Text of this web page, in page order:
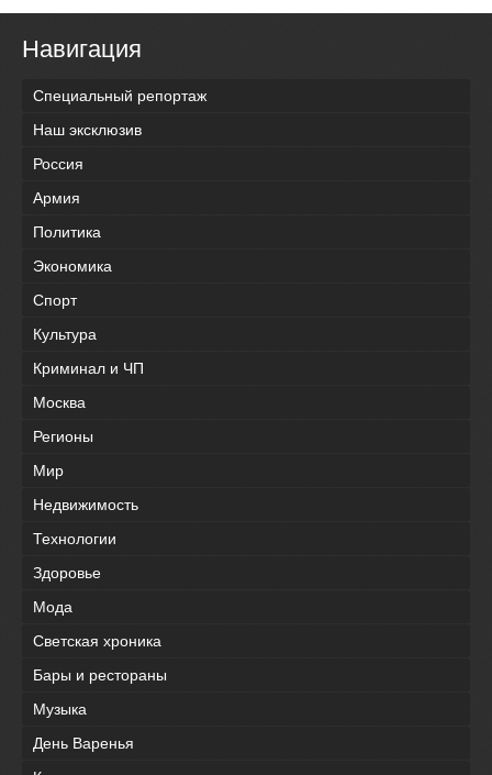
Навигация
Специальный репортаж
Наш эксклюзив
Россия
Армия
Политика
Экономика
Спорт
Культура
Криминал и ЧП
Москва
Регионы
Мир
Недвижимость
Технологии
Здоровье
Мода
Светская хроника
Бары и рестораны
Музыка
День Варенья